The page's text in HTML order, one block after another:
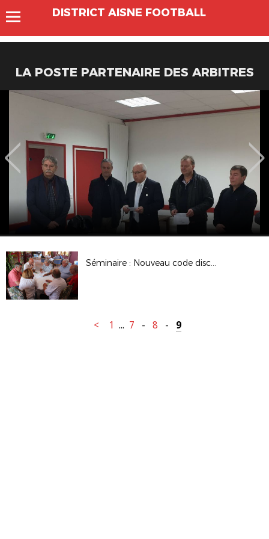
DISTRICT AISNE FOOTBALL
LA POSTE PARTENAIRE DES ARBITRES
Séminaire : Nouveau code disciplianire
< 1 ... 7 - 8 - 9